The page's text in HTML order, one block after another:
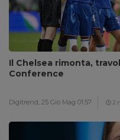
Il Chelsea rimonta,
Conference
Digitrend, 25 Gio Mag 01:57 2